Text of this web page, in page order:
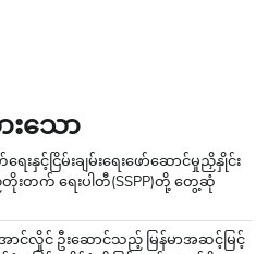
သော
နှင့်ငြိမ်းချမ်းရေးဖော်ဆောင်မှုညှိနှိုင်း
တိုးတက် ရေးပါတီ(SSPP)တို့ တွေ့ဆုံ
ာင်လှိုင် ဦးဆောင်သည့် မြန်မာအဆင့်မြင့်